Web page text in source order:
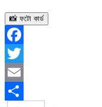
📸 ফটো কার্ড
Facebook
Twitter
Email